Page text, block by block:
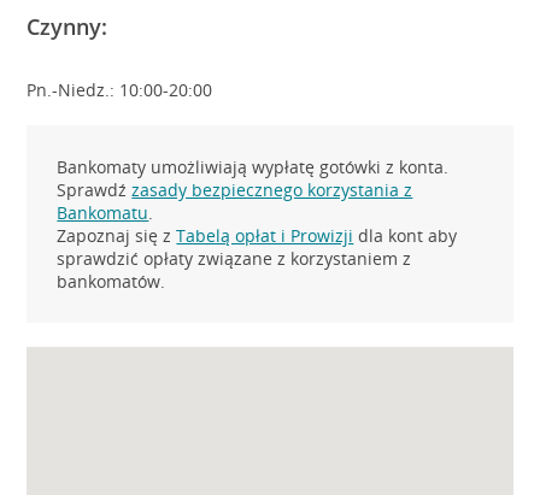
Czynny:
Pn.-Niedz.: 10:00-20:00
Bankomaty umożliwiają wypłatę gotówki z konta.
Sprawdźzasady bezpiecznego korzystania z
Bankomatu.
Zapoznaj się zTabelą opłat i Prowizji dla kont aby
sprawdzić opłaty związane z korzystaniem z
bankomatów.